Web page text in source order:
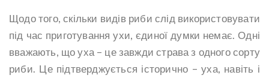
Щодо того, скільки видів риби слід використовувати
під час приготування ухи, єдиної думки немає. Одні
вважають, що уха – це завжди страва з одного сорту
риби. Це підтверджується історично – уха, навіть і